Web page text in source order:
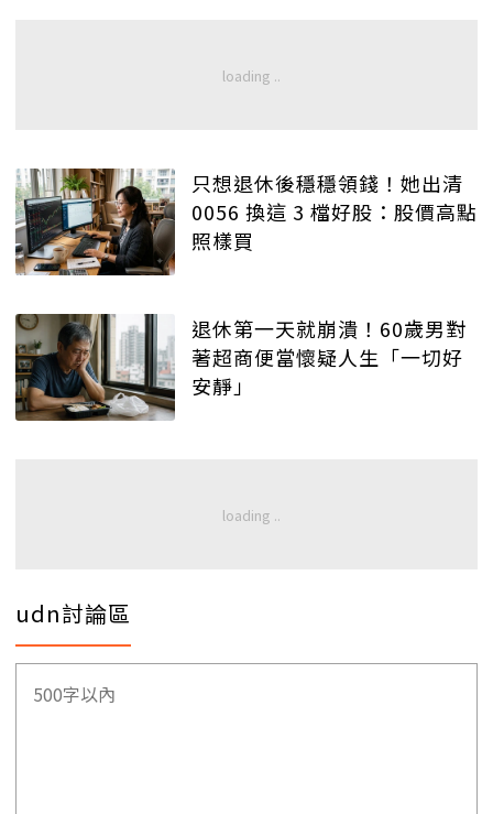
只想退休後穩穩領錢！她出清
0056 換這 3 檔好股：股價高點
照樣買
退休第一天就崩潰！60歲男對
著超商便當懷疑人生「一切好
安靜」
udn討論區